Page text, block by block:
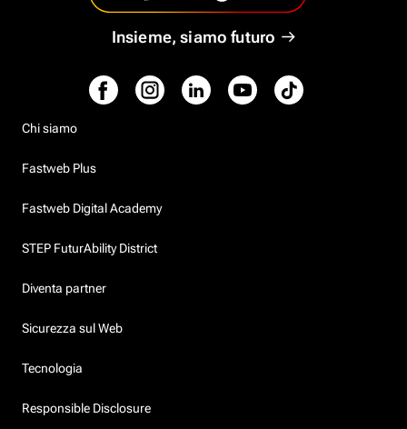
Insieme, siamo futuro
Chi siamo
Fastweb Plus
Fastweb Digital Academy
STEP FuturAbility District
Diventa partner
Sicurezza sul Web
Tecnologia
Responsible Disclosure